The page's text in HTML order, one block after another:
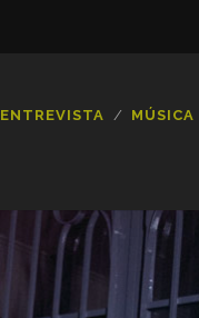
ENTREVISTA MÚSICA